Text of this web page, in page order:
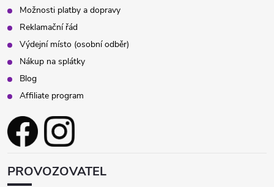
Možnosti platby a dopravy
Reklamační řád
Výdejní místo (osobní odběr)
Nákup na splátky
Blog
Affiliate program
PROVOZOVATEL